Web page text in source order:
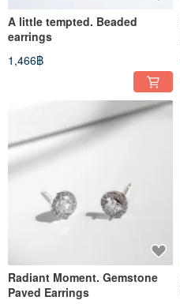
A little tempted. Beaded
earrings
1,466฿
Radiant Moment. Gemstone
Paved Earrings